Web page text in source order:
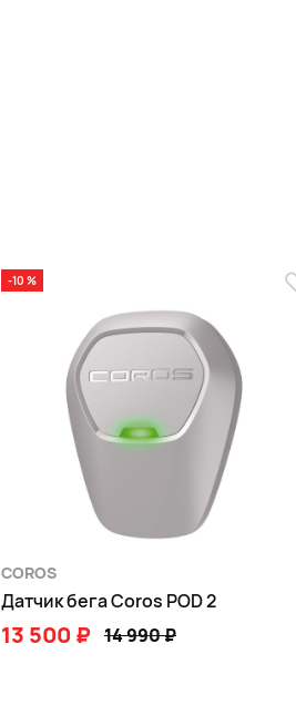
-10 %
COROS
Датчик бега Coros POD 2
13 500 ₽ 14 990 ₽